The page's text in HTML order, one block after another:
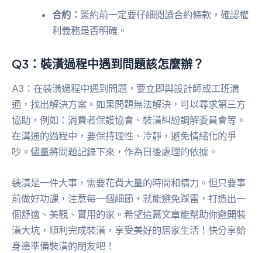
合約：簽約前一定要仔細閱讀合約條款，確認權
利義務是否明確。
Q3：裝潢過程中遇到問題該怎麼辦？
A3：在裝潢過程中遇到問題，要立即與設計師或工班溝
通，找出解決方案。如果問題無法解決，可以尋求第三方
協助，例如：消費者保護協會、裝潢糾紛調解委員會等。
在溝通的過程中，要保持理性、冷靜，避免情緒化的爭
吵。儘量將問題記錄下來，作為日後處理的依據。
裝潢是一件大事，需要花費大量的時間和精力。但只要事
前做好功課，注意每一個細節，就能避免踩雷，打造出一
個舒適、美觀、實用的家。希望這篇文章能幫助你避開裝
潢大坑，順利完成裝潢，享受美好的居家生活！快分享給
身邊準備裝潢的朋友吧！